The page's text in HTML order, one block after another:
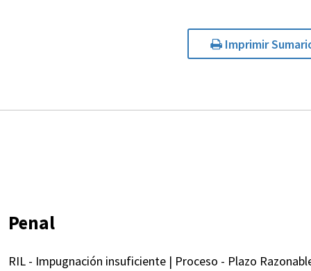
Imprimir
Penal
RIL - Impugnación insuficiente | Proceso - Plazo